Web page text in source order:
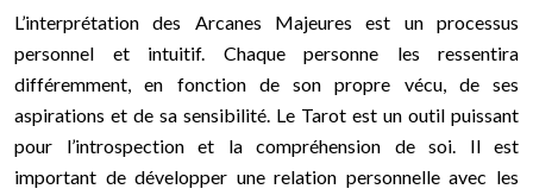
L’interprétation des Arcanes Majeures est un processus
personnel et intuitif. Chaque personne les ressentira
différemment, en fonction de son propre vécu, de ses
aspirations et de sa sensibilité. Le Tarot est un outil puissant
pour l’introspection et la compréhension de soi. Il est
important de développer une relation personnelle avec les